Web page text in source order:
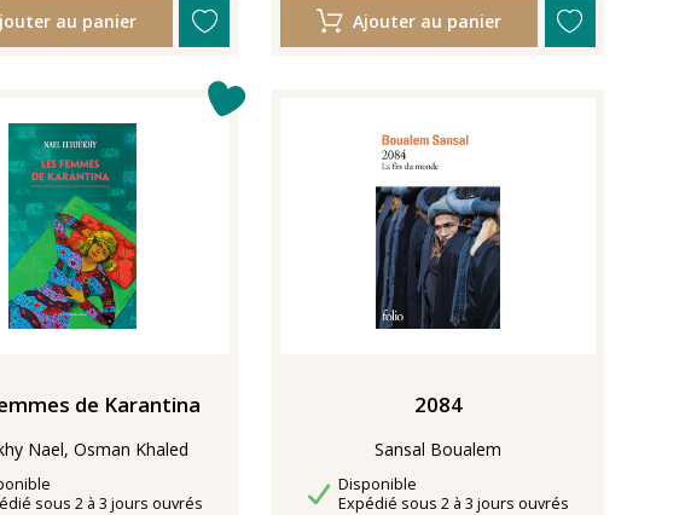
au panier Ajouter au panier
de Karantina
Nael, Osman Khaled
de livraison
sous 2 à 3 jours ouvrés
2084
Sansal Boualem
Disponibilité
Disponible
Délais de livraison
Expédié sous 2 à 3 jours ouvrés